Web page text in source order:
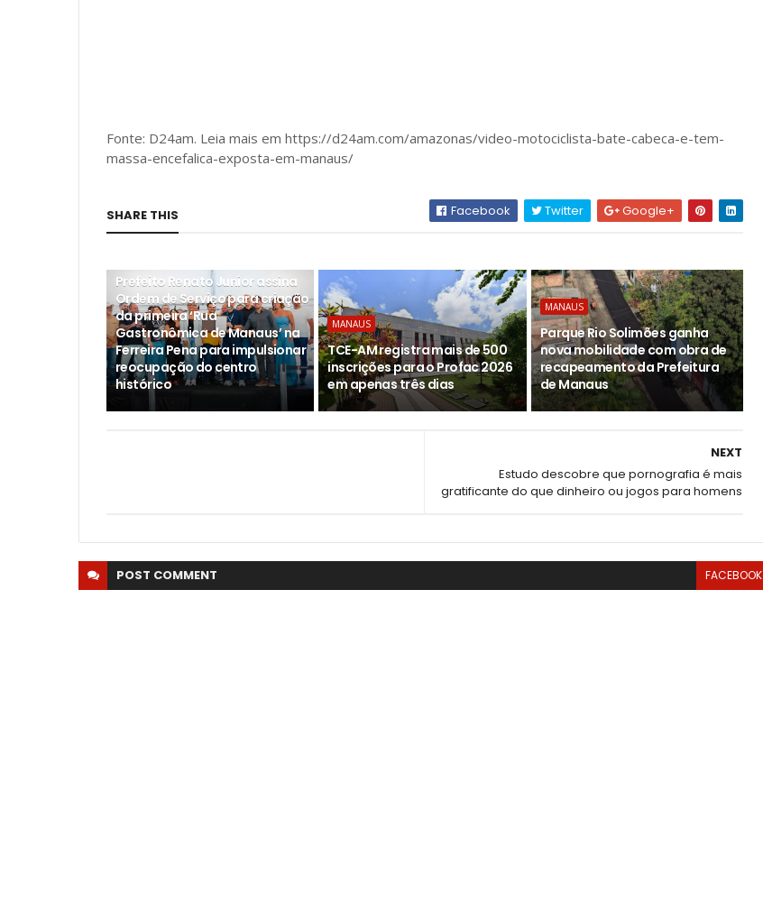
Fonte: D24am. Leia mais em https://d24am.com/amazonas/video-motociclista-bate-cabeca-e-tem-
massa-encefalica-exposta-em-manaus/
SHARE THIS Facebook Twitter Google+
Prefeito Renato Junior assina
Ordem de Serviço para criação
da primeira ‘Rua
Gastronômica de Manaus’ na
Ferreira Pena para impulsionar
reocupação do centro
histórico
MANAUS
TCE-AM registra mais de 500
inscrições para o Profac 2026
em apenas três dias
MANAUS
Parque Rio Solimões ganha
nova mobilidade com obra de
recapeamento da Prefeitura
de Manaus
NEXT
Estudo descobre que pornografia é mais
gratificante do que dinheiro ou jogos para homens
POST COMMENT FACEBOOK